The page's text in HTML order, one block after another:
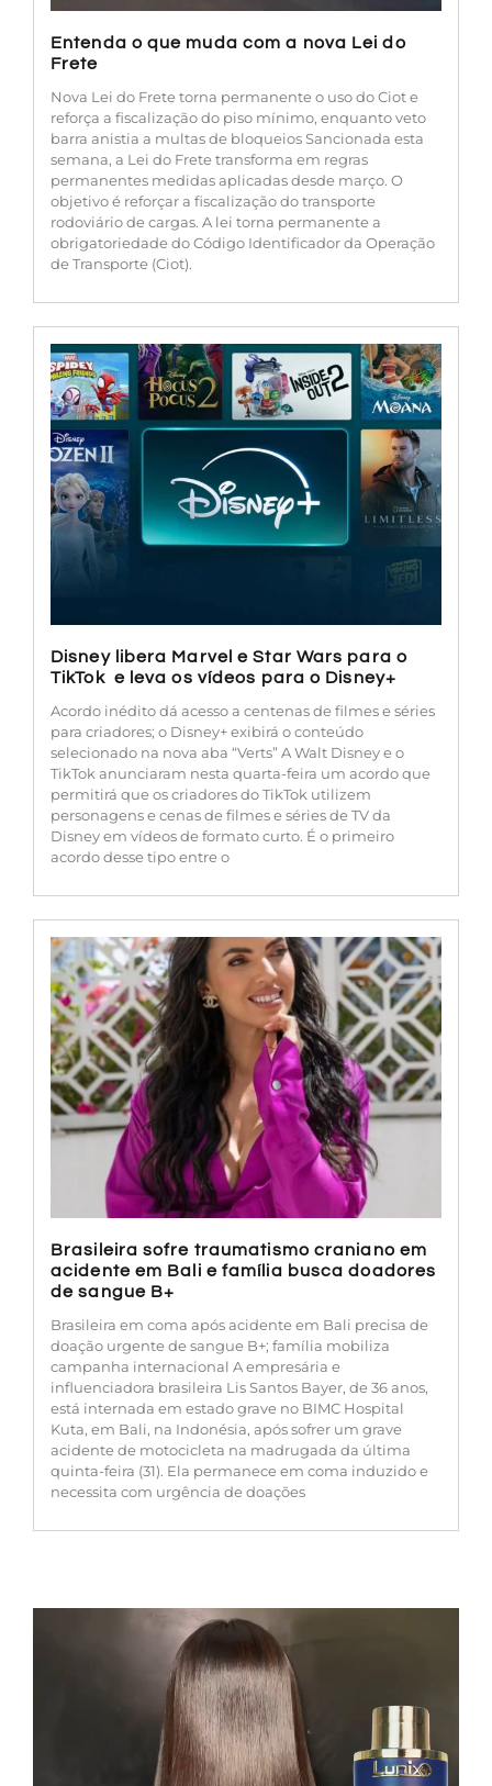
Entenda o que muda com a nova Lei do
Frete
Nova Lei do Frete torna permanente o uso do Ciot e
reforça a fiscalização do piso mínimo, enquanto veto
barra anistia a multas de bloqueios Sancionada esta
semana, a Lei do Frete transforma em regras
permanentes medidas aplicadas desde março. O
objetivo é reforçar a fiscalização do transporte
rodoviário de cargas. A lei torna permanente a
obrigatoriedade do Código Identificador da Operação
de Transporte (Ciot).
Disney libera Marvel e Star Wars para o
TikTok e leva os vídeos para o Disney+
Acordo inédito dá acesso a centenas de filmes e séries
para criadores; o Disney+ exibirá o conteúdo
selecionado na nova aba “Verts” A Walt Disney e o
TikTok anunciaram nesta quarta-feira um acordo que
permitirá que os criadores do TikTok utilizem
personagens e cenas de filmes e séries de TV da
Disney em vídeos de formato curto. É o primeiro
acordo desse tipo entre o
Brasileira sofre traumatismo craniano em
acidente em Bali e família busca doadores
de sangue B+
Brasileira em coma após acidente em Bali precisa de
doação urgente de sangue B+; família mobiliza
campanha internacional A empresária e
influenciadora brasileira Lis Santos Bayer, de 36 anos,
está internada em estado grave no BIMC Hospital
Kuta, em Bali, na Indonésia, após sofrer um grave
acidente de motocicleta na madrugada da última
quinta-feira (31). Ela permanece em coma induzido e
necessita com urgência de doações